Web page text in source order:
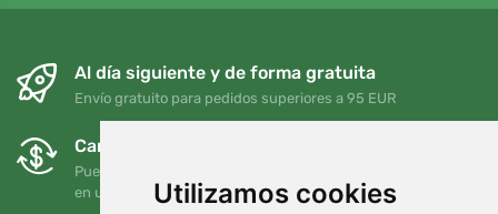
Utilizamos cookies
Al día siguiente y de forma gratuita
Envío gratuito para pedidos superiores a 95 EUR
Cambios y devoluciones gratuitos
Puede devolver o cambiar su pedido en cualquier momento
en un plazo de 90 días